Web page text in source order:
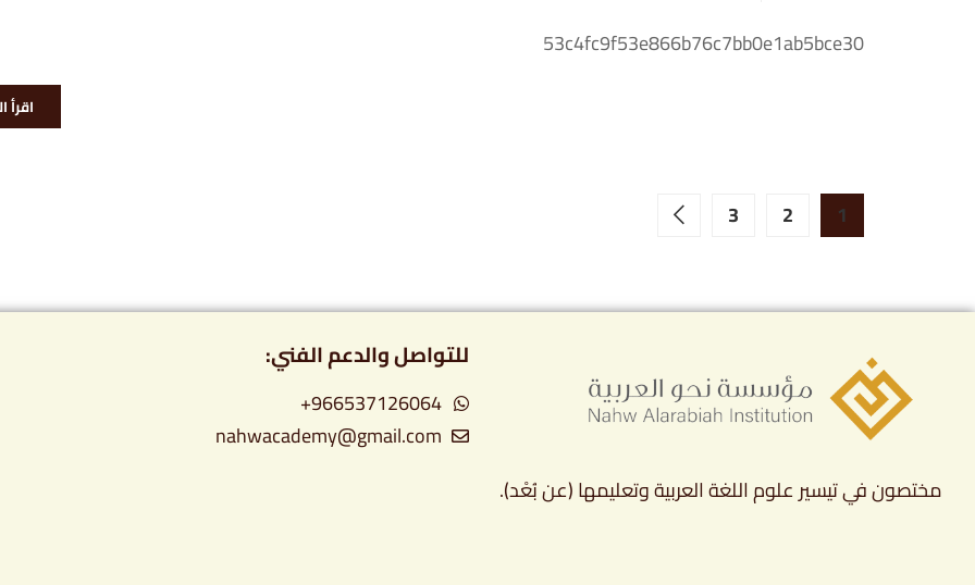
53c4fc9f53e866b76c7bb0e1ab5bce30
اقرأ
1
2
3
مختصون في تيسير علوم اللغة العربية وتعليمها (عن بُعْد).
للتواصل والدعم الفني:
966537126064+
nahwacademy@gmail.com